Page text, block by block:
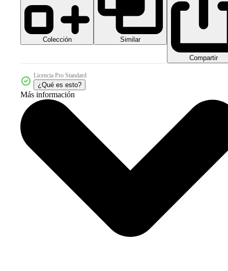
Colección Similar
Compartir
Licencia Pro Standard
¿Qué es esto?
Más información